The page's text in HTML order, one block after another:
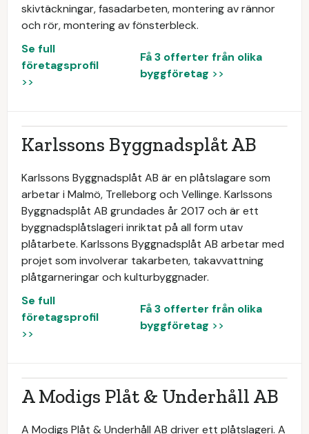
skivtäckningar, fasadarbeten, montering av rännor
och rör, montering av fönsterbleck.
Se full
företagsprofil
>>
Få 3 offerter från olika
byggföretag >>
Karlssons Byggnadsplåt AB
Karlssons Byggnadsplåt AB är en plåtslagare som
arbetar i Malmö, Trelleborg och Vellinge. Karlssons
Byggnadsplåt AB grundades år 2017 och är ett
byggnadsplåtslageri inriktat på all form utav
plåtarbete. Karlssons Byggnadsplåt AB arbetar med
projet som involverar takarbeten, takavvattning
plåtgarneringar och kulturbyggnader.
Se full
företagsprofil
>>
Få 3 offerter från olika
byggföretag >>
A Modigs Plåt & Underhåll AB
A Modigs Plåt & Underhåll AB driver ett plåtslageri. A